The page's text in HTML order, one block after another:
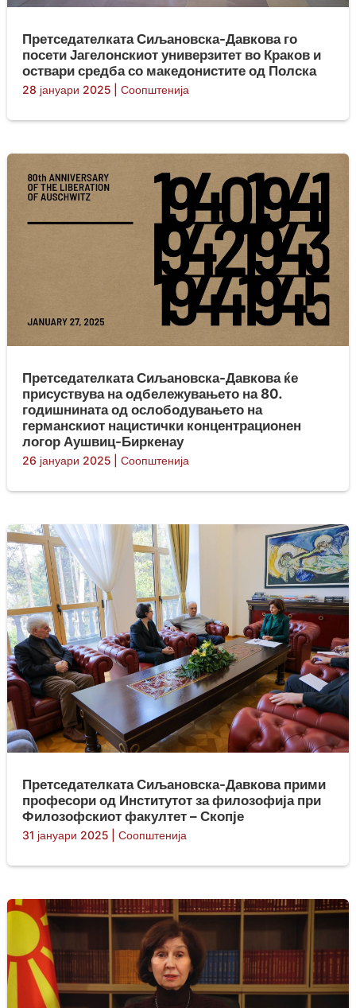
Претседателката Сиљановска-Давкова го
посети Јагелонскиот универзитет во Краков и
оствари средба со македонистите од Полска
28 јануари 2025| Соопштенија
Претседателката Сиљановска-Давкова ќе
присуствува на одбележувањето на 80.
годишнината од ослободувањето на
германскиот нацистички концентрационен
логор Аушвиц-Биркенау
26 јануари 2025| Соопштенија
Претседателката Сиљановска-Давкова прими
професори од Институтот за филозофија при
Филозофскиот факултет – Скопје
31 јануари 2025| Соопштенија